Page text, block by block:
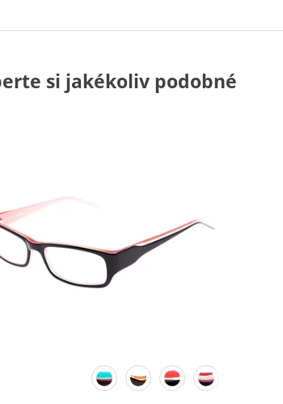
si jakékoliv podobné